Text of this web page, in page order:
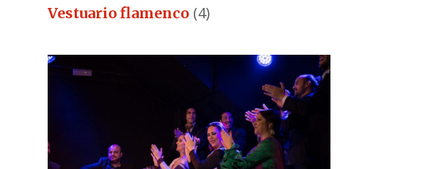
Vestuario flamenco (4)